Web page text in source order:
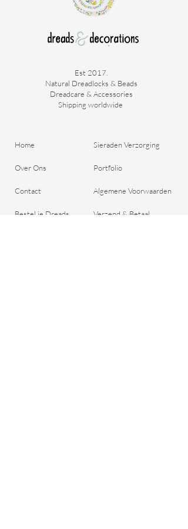
Est 2017.
Natural Dreadlocks & Beads
Dreadcare & Accessories
Shipping worldwide ​
Home
Over Ons
Contact
Bestel je Dreads
Sieraden Verzorging
Portfolio
Algemene Voorwaarden
Verzend & Betaal